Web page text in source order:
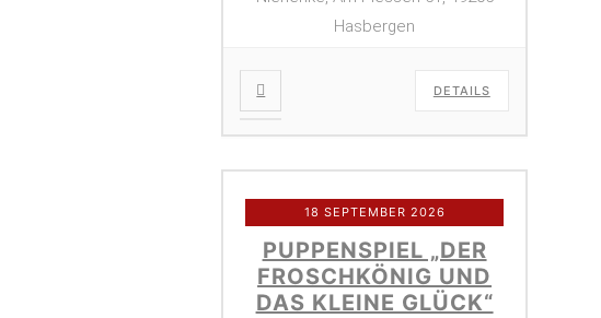
Hasbergen
DETAILS
18 SEPTEMBER 2026
PUPPENSPIEL „DER
FROSCHKÖNIG UND
DAS KLEINE GLÜCK“